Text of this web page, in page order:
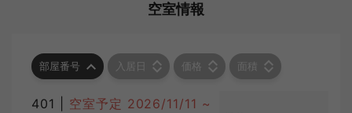
空室情報
部屋番号 入居日 価格 面積
401 | 空室予定 2026/11/11 ~